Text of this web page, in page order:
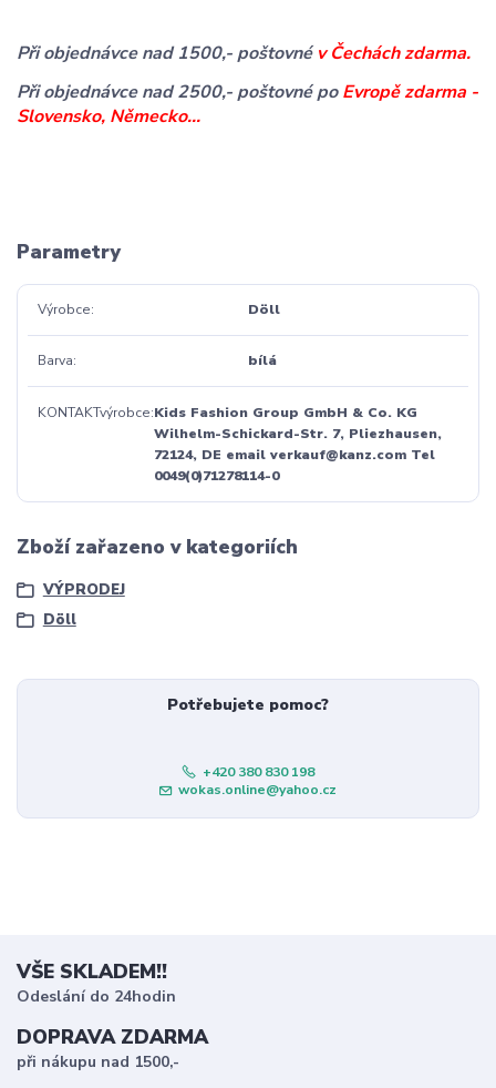
Při objednávce nad 1500,- poštovné v Čechách zdarma.
Při objednávce nad 2500,- poštovné poEvropě zdarma -
Slovensko, Německo...
Parametry
Výrobce Döll
Barva bílá
KONTAKTvýrobce Kids Fashion Group GmbH & Co. KG
Wilhelm-Schickard-Str. 7, Pliezhausen,
72124, DE email verkauf@kanz.com Tel
0049(0)71278114-0
Zboží zařazeno v kategoriích
VÝPRODEJ
Döll
Potřebujete pomoc?
+420 380 830 198
wokas.online@yahoo.cz
VŠE SKLADEM!!
Odeslání do 24hodin
DOPRAVA ZDARMA
při nákupu nad 1500,-